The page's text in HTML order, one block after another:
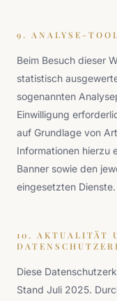
9. ANALYSE-
Beim Besuch dieser
statistisch
sogenannten
Einwilligung
auf Grundlage von
Informationen hierzu
Banner sowie den
eingesetzten Dienste.
10. AKTUALITÄT
Diese
Stand Juli 2025.